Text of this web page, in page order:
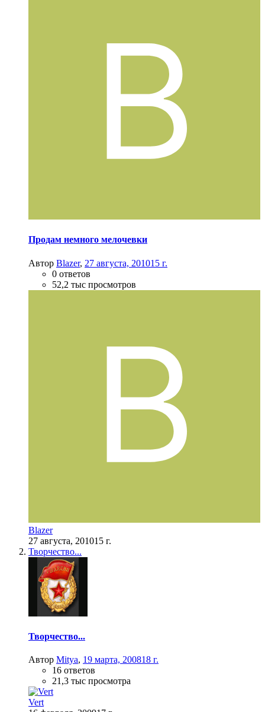
Продам немного мелочевки
Автор Blazer, 27 августа, 201015 г.
0 ответов
52,2 тыс просмотров
Blazer
27 августа, 201015 г.
Творчество...
Творчество...
Автор Mitya, 19 марта, 200818 г.
16 ответов
21,3 тыс просмотра
Vert